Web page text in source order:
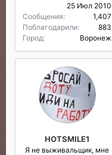
25 Июл 2010
Сообщения
1,407
Поблагодарили
883
Город
Воронеж
HOTSMILE1
Я не выживальщик, мне